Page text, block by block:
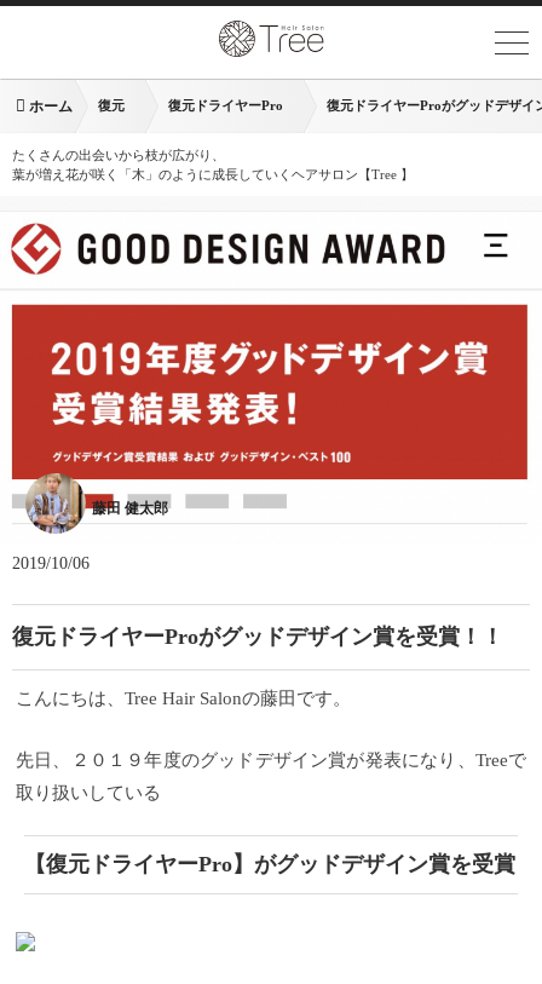
ホーム 復元 復元ドライヤーPro 復元ドライヤーProがグッドデザイ
たくさんの出会いから枝が広がり、
葉が増え花が咲く「木」のように成長していくヘアサロン【Tree 】
藤田 健太郎
2019/10/06
復元ドライヤーProがグッドデザイン賞を受賞！！
こんにちは、Tree Hair Salonの藤田です。
先日、２０１９年度のグッドデザイン賞が発表になり、Treeで
取り扱いしている
【復元ドライヤーPro】がグッドデザイン賞を受賞